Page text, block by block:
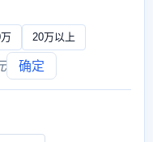
20万以上
确定